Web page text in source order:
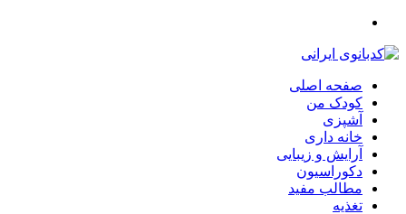
صفحه اصلی
کودک من
آشپزی
خانه داری
آرایش و زیبایی
دکوراسیون
مطالب مفید
تغذیه